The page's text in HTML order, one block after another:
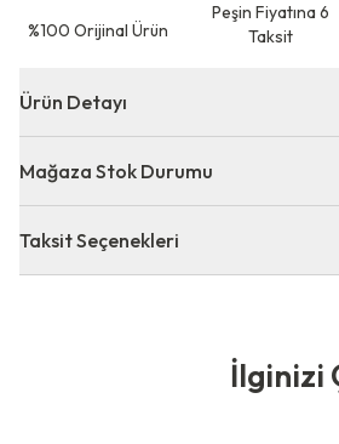
⁠%100 Orijinal Ürün
Peşin Fiyatına 6
Taksit
Ürün Detayı
Mağaza Stok Durumu
Taksit Seçenekleri
İlginizi